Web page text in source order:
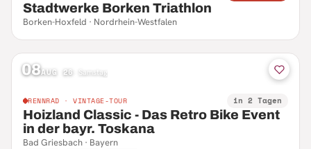
Stadtwerke Borken Triathlon
Borken-Hoxfeld · Nordrhein-Westfalen
08AUG 26 Samstag
RENNRAD · VINTAGE-TOUR in 2 Tagen
Hoizland Classic - Das Retro Bike Event
in der bayr. Toskana
Bad Griesbach · Bayern